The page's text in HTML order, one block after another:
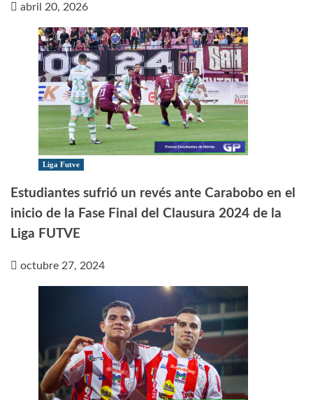
abril 20, 2026
Liga Futve
Estudiantes sufrió un revés ante Carabobo en el
inicio de la Fase Final del Clausura 2024 de la
Liga FUTVE
octubre 27, 2024